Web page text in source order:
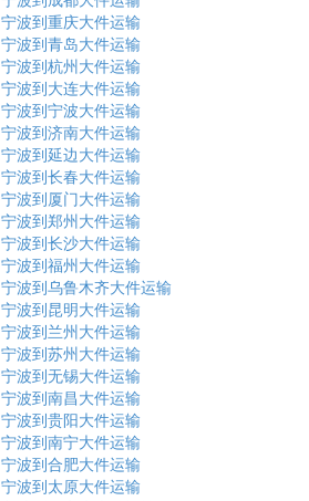
宁波到重庆大件运输
宁波到青岛大件运输
宁波到杭州大件运输
宁波到大连大件运输
宁波到宁波大件运输
宁波到济南大件运输
宁波到延边大件运输
宁波到长春大件运输
宁波到厦门大件运输
宁波到郑州大件运输
宁波到长沙大件运输
宁波到福州大件运输
宁波到乌鲁木齐大件运输
宁波到昆明大件运输
宁波到兰州大件运输
宁波到苏州大件运输
宁波到无锡大件运输
宁波到南昌大件运输
宁波到贵阳大件运输
宁波到南宁大件运输
宁波到合肥大件运输
宁波到太原大件运输